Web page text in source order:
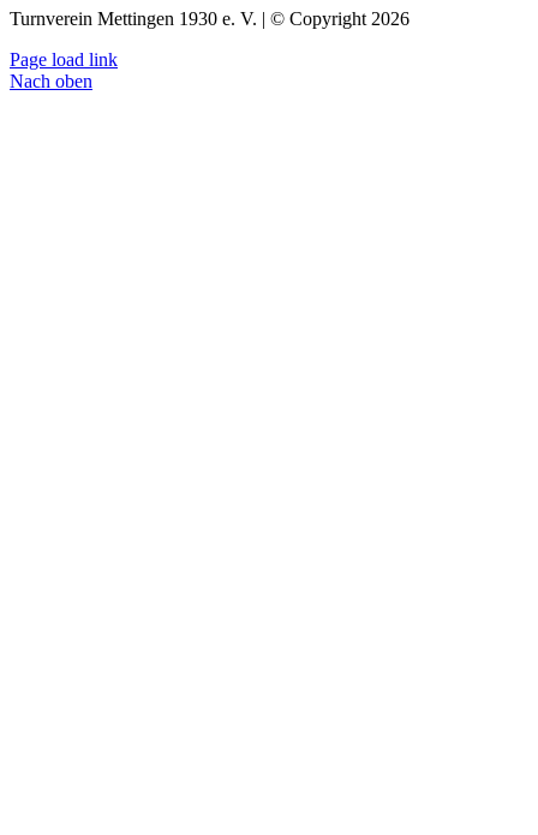
Turnverein Mettingen 1930 e. V. | © Copyright 2026
Page load link
Nach oben